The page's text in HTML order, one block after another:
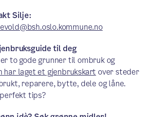
Silje:
til deg
to gode grunner til ombruk og
har laget et gjenbrukskart over steder
reparere, bytte, dele og låne.
tips?